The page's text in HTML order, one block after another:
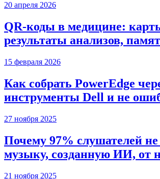
20 апреля 2026
QR-коды в медицине:
результаты анализов,
15 февраля 2026
Как собрать PowerEdge
инструменты Dell и не
27 ноября 2025
Почему 97% слушателей не
музыку, созданную ИИ, от
21 ноября 2025